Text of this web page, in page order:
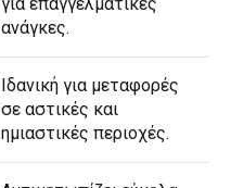
ανάγκες.
Ιδανική για μεταφορές
σε αστικές και
ημιαστικές περιοχές.